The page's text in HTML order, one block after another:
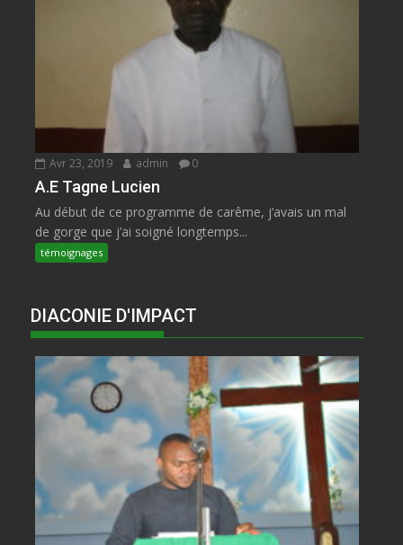
Avr 23, 2019 admin 0
A.E Tagne Lucien
Au début de ce programme de carême, j’avais un mal
de gorge que j’ai soigné longtemps...
témoignages
DIACONIE D'IMPACT